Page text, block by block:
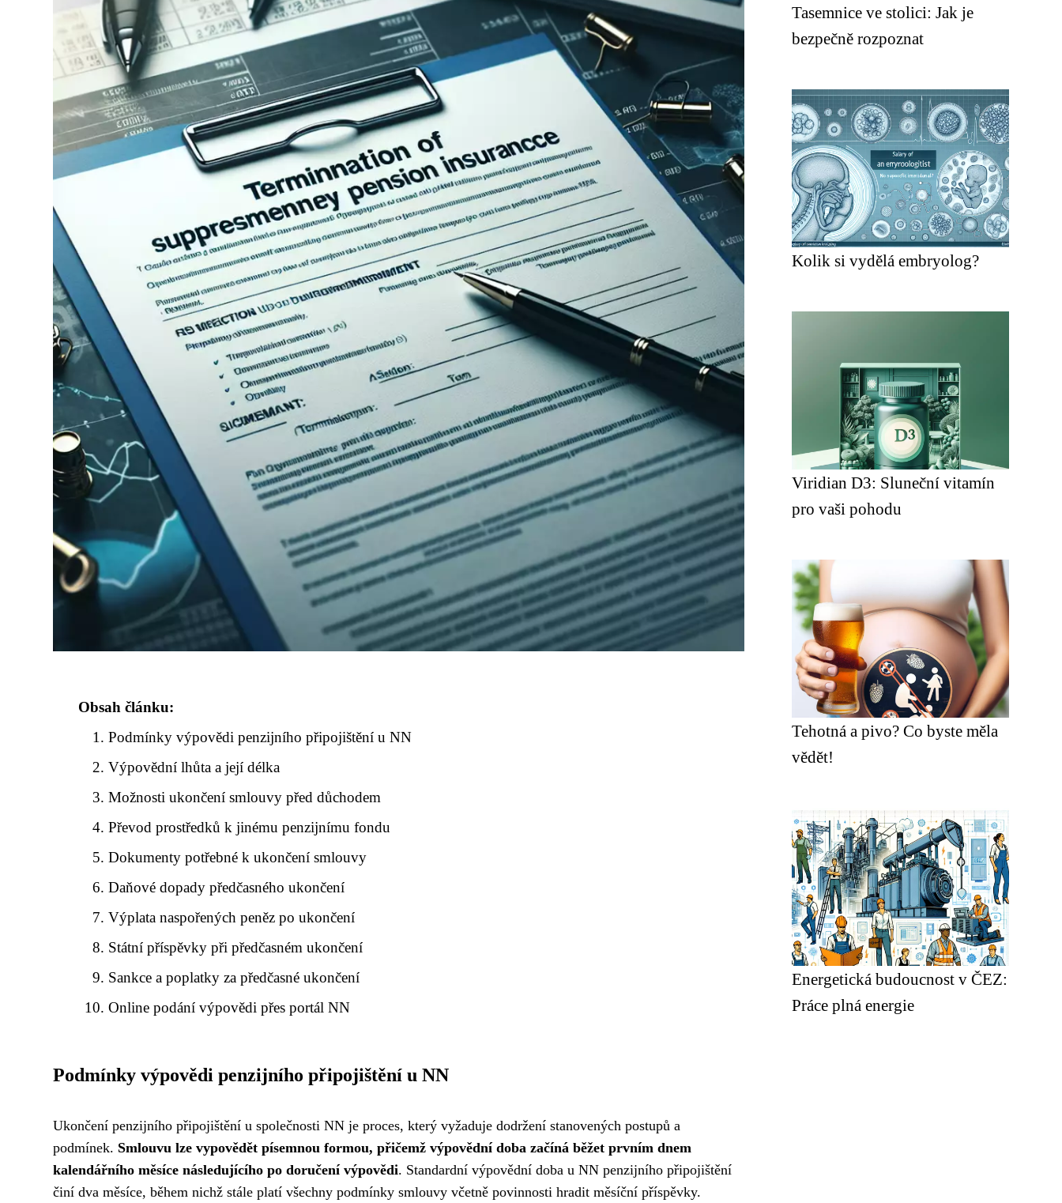
Obsah článku:
Podmínky výpovědi penzijního připojištění u NN
Výpovědní lhůta a její délka
Možnosti ukončení smlouvy před důchodem
Převod prostředků k jinému penzijnímu fondu
Dokumenty potřebné k ukončení smlouvy
Daňové dopady předčasného ukončení
Výplata naspořených peněz po ukončení
Státní příspěvky při předčasném ukončení
Sankce a poplatky za předčasné ukončení
Online podání výpovědi přes portál NN
Podmínky výpovědi penzijního připojištění u NN
Ukončení penzijního připojištění u společnosti NN je proces, který vyžaduje dodržení stanovených postupů a
podmínek. Smlouvu lze vypovědět písemnou formou, přičemž výpovědní doba začíná běžet prvním dnem
kalendářního měsíce následujícího po doručení výpovědi. Standardní výpovědní doba u NN penzijního připojištění
činí dva měsíce, během nichž stále platí všechny podmínky smlouvy včetně povinnosti hradit měsíční příspěvky.
Tasemnice ve stolici: Jak je
bezpečně rozpoznat
Kolik si vydělá embryolog?
Viridian D3: Sluneční vitamín
pro vaši pohodu
Tehotná a pivo? Co byste měla
vědět!
Energetická budoucnost v ČEZ:
Práce plná energie